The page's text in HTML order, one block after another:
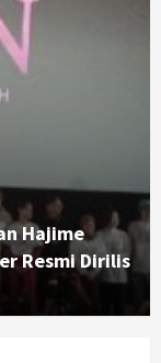
Hajime
Resmi Dirilis